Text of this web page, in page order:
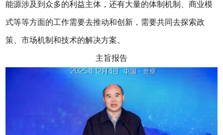
能源涉及到众多的利益主体，还有大量的体制机制、商业模
式等等方面的工作需要去推动和创新，需要共同去探索政
策、市场机制和技术的解决方案。
主旨报告